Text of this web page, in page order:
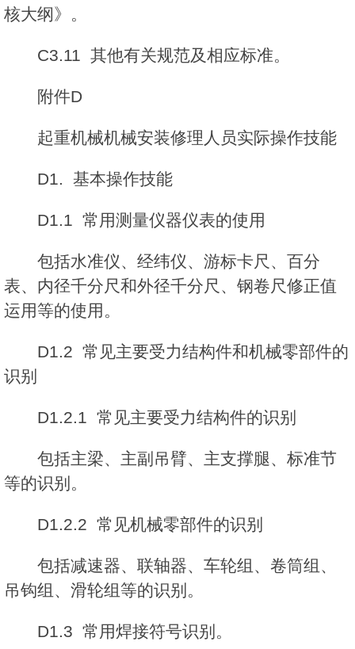
核大纲》。
C3.11 其他有关规范及相应标准。
附件D
起重机械机械安装修理人员实际操作技能
D1. 基本操作技能
D1.1 常用测量仪器仪表的使用
包括水准仪、经纬仪、游标卡尺、百分
表、内径千分尺和外径千分尺、钢卷尺修正值
运用等的使用。
D1.2 常见主要受力结构件和机械零部件的
识别
D1.2.1 常见主要受力结构件的识别
包括主梁、主副吊臂、主支撑腿、标准节
等的识别。
D1.2.2 常见机械零部件的识别
包括减速器、联轴器、车轮组、卷筒组、
吊钩组、滑轮组等的识别。
D1.3 常用焊接符号识别。